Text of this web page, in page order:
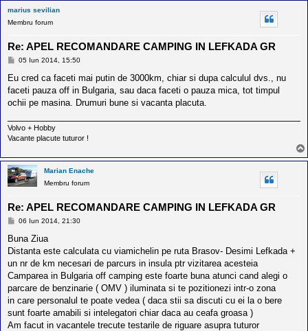
marius sevilian
Membru forum
Re: APEL RECOMANDARE CAMPING IN LEFKADA GR
M
s
j
05 Iun 2014, 15:50
Eu cred ca faceti mai putin de 3000km, chiar si dupa calculul dvs., nu
faceti pauza off in Bulgaria, sau daca faceti o pauza mica, tot timpul
ochii pe masina. Drumuri bune si vacanta placuta.
Volvo + Hobby
Vacante placute tuturor !
Marian Enache
Membru forum
Re: APEL RECOMANDARE CAMPING IN LEFKADA GR
M
s
j
06 Iun 2014, 21:30
Buna Ziua
Distanta este calculata cu viamichelin pe ruta Brasov- Desimi Lefkada +
un nr de km necesari de parcurs in insula ptr vizitarea acesteia
Camparea in Bulgaria off camping este foarte buna atunci cand alegi o
parcare de benzinarie ( OMV ) iluminata si te pozitionezi intr-o zona
in care personalul te poate vedea ( daca stii sa discuti cu ei la o bere
sunt foarte amabili si intelegatori chiar daca au ceafa groasa )
Am facut in vacantele trecute testarile de riguare asupra tuturor